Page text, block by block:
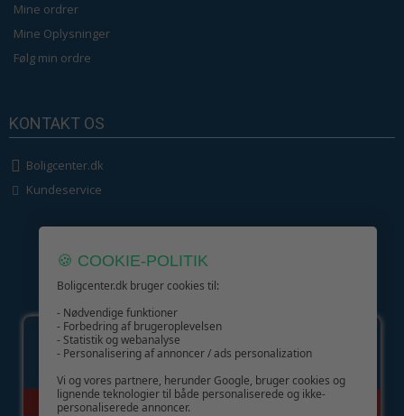
Mine ordrer
Mine Oplysninger
Følg min ordre
KONTAKT OS
Boligcenter.dk
Kundeservice
GIV GLÆDE MED ET GAVEKORT!
🍪 COOKIE-POLITIK
Boligcenter.dk bruger cookies til:
- Nødvendige funktioner
- Forbedring af brugeroplevelsen
- Statistik og webanalyse
- Personalisering af annoncer / ads personalization
Vi og vores partnere, herunder Google, bruger cookies og
lignende teknologier til både personaliserede og ikke-
personaliserede annoncer.